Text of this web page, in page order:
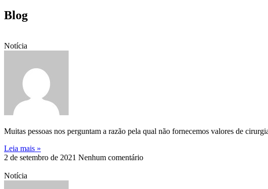
Blog
Notícia
Muitas pessoas nos perguntam a razão pela qual não fornecemos valores de
Leia mais »
2 de setembro de 2021 Nenhum comentário
Notícia